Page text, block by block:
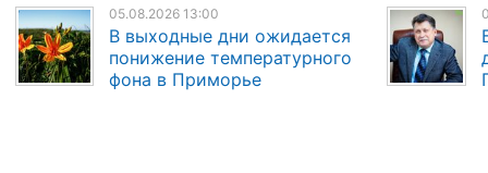
05.08.2026 13:00
В выходные дни ожидается
понижение температурного
фона в Приморье